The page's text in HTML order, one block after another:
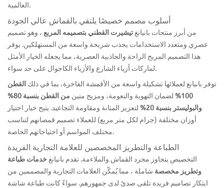
العالمية.
أسلوب مصمم خصيصًا يلتقي بالقماش عالي الجودة
من أبرز منتجات بانيانغ تيشيرت القطني بتصميمه المربع ، وهو تصميم
عصري ومتعدد الاستخدامات يجذب شريحة واسعة من المستهلكين. يوفر
هذا التصميم المريح الراحة والجاذبية العصرية، مما يجعله الخيار الأمثل
لماركات أزياء الشارع والأزياء الكاجوال على حد سواء.
توفر بانيانغ لعملائها تشكيلة واسعة من الأقمشة الفاخرة، بما في ذلك القطن
100%
لضمان التهوية والنعومة، ومزيج متين
من القطن بنسبة 80%
والبوليستر بنسبة 20%
لتعزيز المتانة ومقاومة التجاعيد. يتيح خيار اختيار
أوزان مختلفة (جرام لكل متر مربع) للعملاء تصميم قمصانهم لتناسب
مختلف المواسم أو احتياجاتهم الخاصة.
الطباعة والتطريز المخصصين للعلامة التجارية الفريدة
التخصيص يتجاوز مجرد القماش والملاءمة. تقدم بانيانغ خدمات طباعة
وتطريز مخصصة شاملة ، مما يُمكّن العلامات التجارية والمصممين من
ابتكار تصاميم فريدة تلقى صدىً لدى جمهورهم. سواءً كانت طباعة شاشة